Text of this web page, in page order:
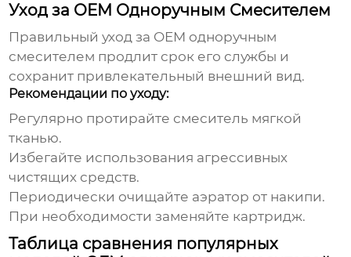
Уход за OEM Одноручным Смесителем
Правильный уход за OEM одноручным
смесителем продлит срок его службы и
сохранит привлекательный внешний вид.
Рекомендации по уходу:
Регулярно протирайте смеситель мягкой
тканью.
Избегайте использования агрессивных
чистящих средств.
Периодически очищайте аэратор от накипи.
При необходимости заменяйте картридж.
Таблица сравнения популярных